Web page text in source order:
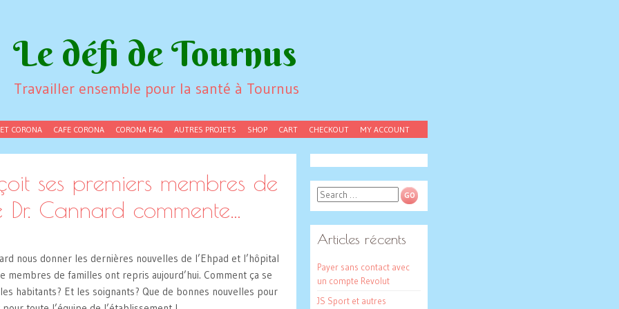
Le défi de Tournus
Travailler ensemble pour la santé à Tournus
CORONA CAFE CORONA CORONA FAQ AUTRES PROJETS SHOP CART CHECKOUT MY ACCOUNT
ses premiers membres de
Dr. Cannard commente…
nous donner les dernières nouvelles de l’Ehpad et l’hôpital
membres de familles ont repris aujourd’hui. Comment ça se
habitants? Et les soignants? Que de bonnes nouvelles pour
Search
Articles récents
Payer sans contact avec
un compte Revolut
JS Sport et autres